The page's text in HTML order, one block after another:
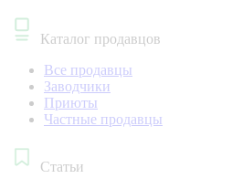
Каталог продавцов
Все продавцы
Заводчики
Приюты
Частные продавцы
Статьи